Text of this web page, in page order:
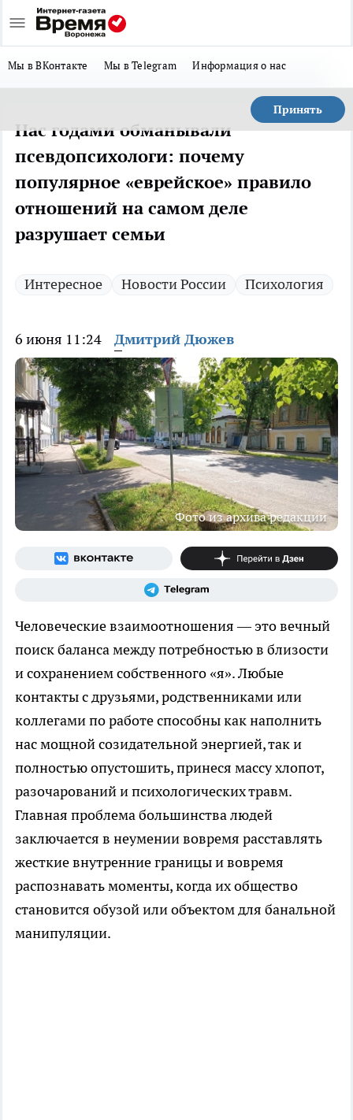
Мы в ВКонтакте Мы в Telegram Информация о нас
Принять
Нас годами обманывали
псевдопсихологи: почему
популярное «еврейское» правило
отношений на самом деле
разрушает семьи
Интересное Новости России Психология
6 июня 11:24 Дмитрий Дюжев
Фото из архива редакции
Человеческие взаимоотношения — это вечный
поиск баланса между потребностью в близости
и сохранением собственного «я». Любые
контакты с друзьями, родственниками или
коллегами по работе способны как наполнить
нас мощной созидательной энергией, так и
полностью опустошить, принеся массу хлопот,
разочарований и психологических травм.
Главная проблема большинства людей
заключается в неумении вовремя расставлять
жесткие внутренние границы и вовремя
распознавать моменты, когда их общество
становится обузой или объектом для банальной
манипуляции.